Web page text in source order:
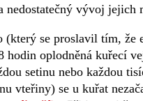
nedostatečný vývoj jejich
(který se proslavil tím,
oplodněná kuřecí
setinu nebo každou
vteřiny) se u kuřat